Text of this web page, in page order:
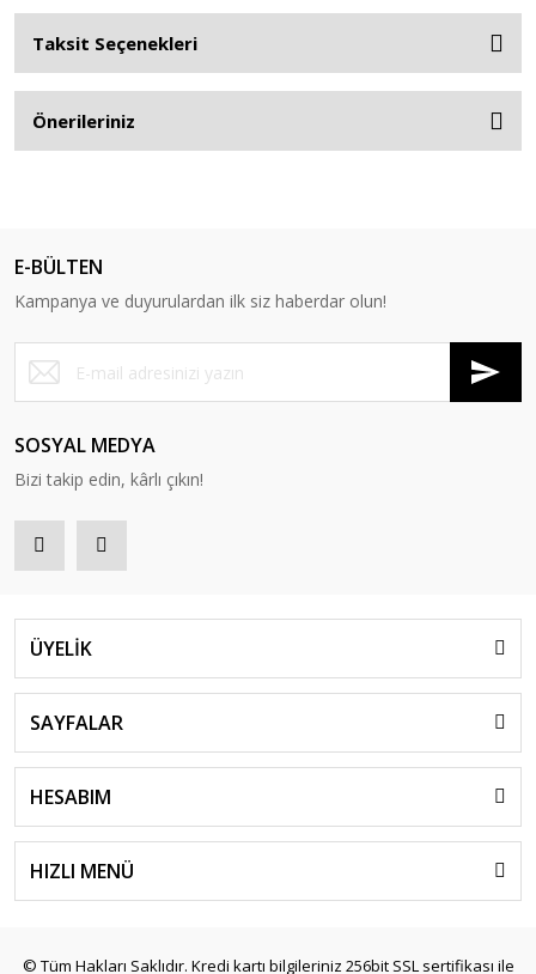
Taksit Seçenekleri
Önerileriniz
E-BÜLTEN
Kampanya ve duyurulardan ilk siz haberdar olun!
SOSYAL MEDYA
Bizi takip edin, kârlı çıkın!
ÜYELİK
SAYFALAR
HESABIM
HIZLI MENÜ
© Tüm Hakları Saklıdır. Kredi kartı bilgileriniz 256bit SSL sertifikası ile